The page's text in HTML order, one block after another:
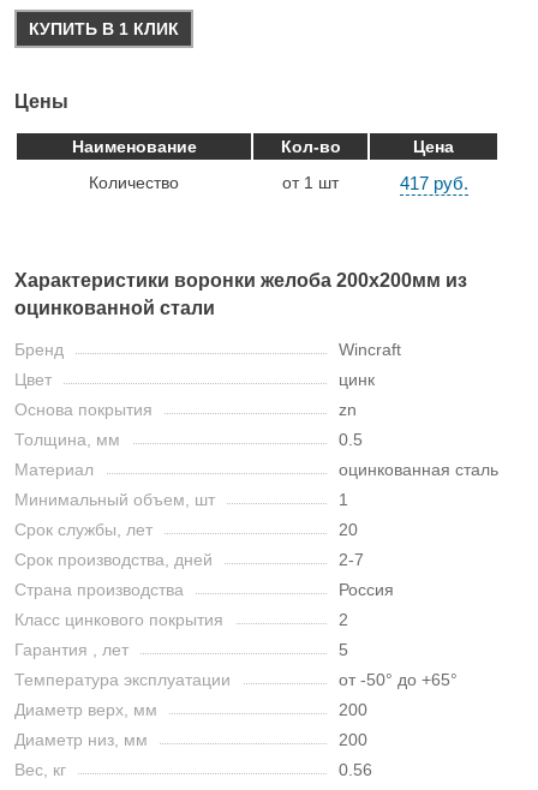
КУПИТЬ В 1 КЛИК
Цены
Наименование Кол-во
Цена
Количество
от 1 шт 417 руб.
Характеристики воронки желоба 200x200мм из
оцинкованной стали
Бренд
Wincraft
Цвет
цинк
Основа покрытия
zn
Толщина, мм
0.5
Материал
оцинкованная сталь
Минимальный объем, шт
1
Срок службы, лет
20
Срок производства, дней
2-7
Страна производства
Россия
Класс цинкового покрытия
2
Гарантия , лет
5
Температура эксплуатации
от -50° до +65°
Диаметр верх, мм
200
Диаметр низ, мм
200
Вес, кг
0.56